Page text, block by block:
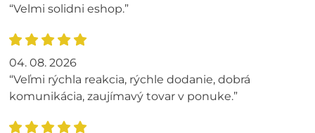
“Velmi solidni eshop.”
04. 08. 2026
“Veľmi rýchla reakcia, rýchle dodanie, dobrá
komunikácia, zaujímavý tovar v ponuke.”